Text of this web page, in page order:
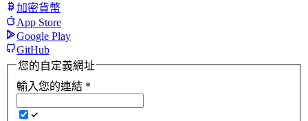
加密貨幣
App Store
Google Play
GitHub
您的自定義網址
輸入您的連結 *